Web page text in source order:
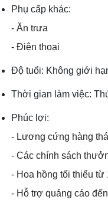
Phụ cấp khác:
- Ăn trưa
- Điện thoại
Độ tuổi: Không giới
Thời gian làm việc:
Phúc lợi:
- Lương cứng hàng
- Các chính sách
- Hoa hồng tối thiểu từ
- Hỗ trợ quảng cáo